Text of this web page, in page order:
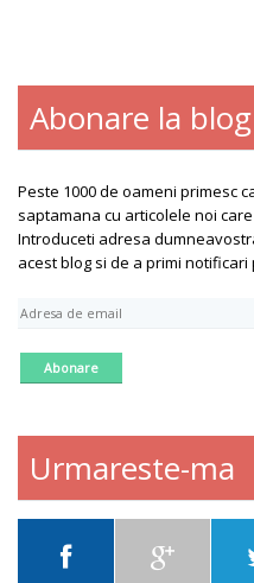
Abonare la
Peste 1000 de oameni primesc
saptamana cu articolele noi
Introduceti adresa
acest blog si de a primi notificari
A
r
e
e
m
Urmareste-ma